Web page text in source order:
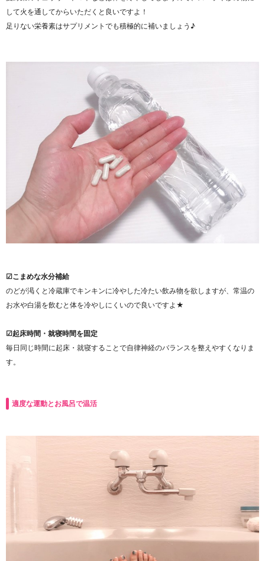
して火を通してからいただくと良いですよ！
足りない栄養素はサプリメントでも積極的に補いましょう♪
☑こまめな水分補給
のどが渇くと冷蔵庫でキンキンに冷やした冷たい飲み物を欲しますが、常温の
お水や白湯を飲むと体を冷やしにくいので良いですよ★
☑起床時間・就寝時間を固定
毎日同じ時間に起床・就寝することで自律神経のバランスを整えやすくなりま
す。
適度な運動とお風呂で温活